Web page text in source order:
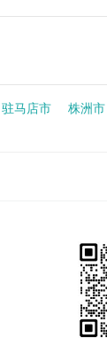
驻马店市 株洲市